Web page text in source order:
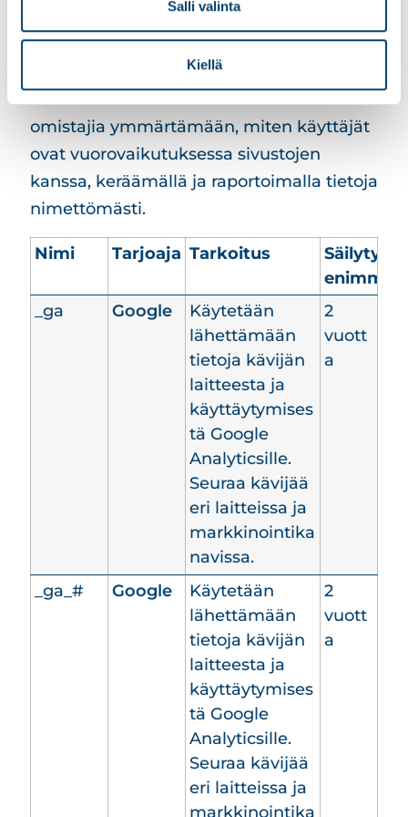
Salli valinta
Kiellä
Tilastoevästeet auttavat sivuston
omistajia ymmärtämään, miten käyttäjät
ovat vuorovaikutuksessa sivustojen
kanssa, keräämällä ja raportoimalla tietoja
nimettömästi.
Nimi Tarjoaja Tarkoitus
_ga
Google
Käytetään
lähettämään
tietoja kävijän
laitteesta ja
käyttäytymises
tä Google
Analyticsille.
Seuraa kävijää
eri laitteissa ja
markkinointika
navissa.
2
vuott
a
_ga_# Google
Käytetään
lähettämään
tietoja kävijän
laitteesta ja
käyttäytymises
tä Google
Analyticsille.
Seuraa kävijää
eri laitteissa ja
markkinointika
2
vuott
a